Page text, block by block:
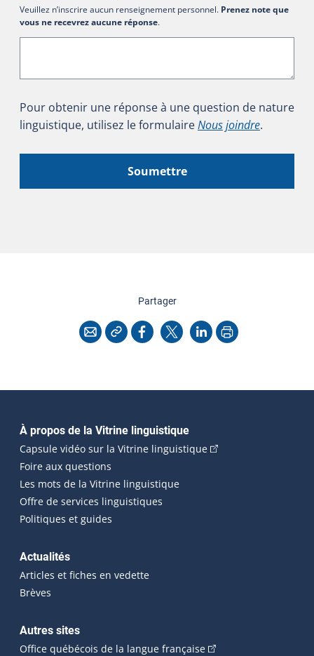
Veuillez n’inscrire aucun renseignement personnel. Prenez note que
vous ne recevrez aucune réponse.
Pour obtenir une réponse à une question de nature
linguistique, utilisez le formulaireNous joindre.
Soumettre
Partagercette page
CourrielCopier l'adresse
Facebook
X LinkedInImprimer
Navigation principale
À propos de la Vitrine linguistique
Capsule vidéo sur la Vitrine linguistique(Cet hyperlien
Foire aux questions
Les mots de la Vitrine linguistique
Offre de services linguistiques
Politiques et guides
Actualités
Articles et fiches en vedette
Brèves
Autres sites
Office québécois de la langue française(Cet hyperlien